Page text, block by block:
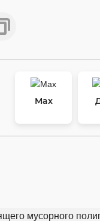
Max